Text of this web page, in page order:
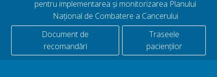
pentru implementarea și monitorizarea Planului
Național de Combatere a Cancerului
Document de
recomandări
Traseele
pacienților